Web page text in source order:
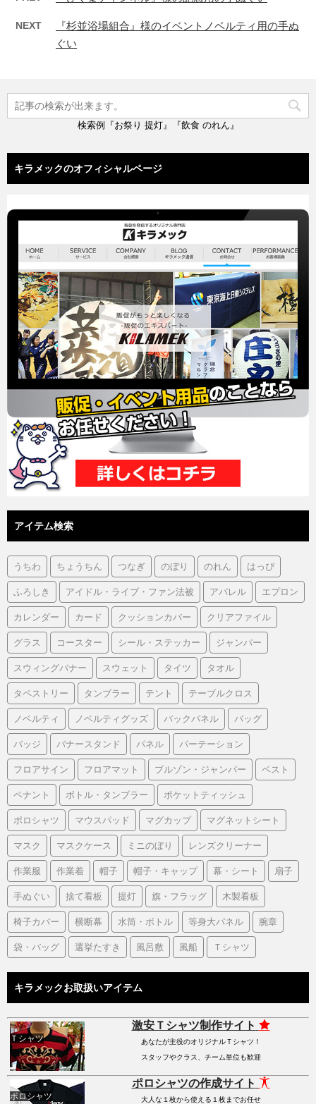
NEXT
『杉並浴場組合』様のイベントノベルティ用の手ぬ
ぐい
検索例『お祭り 提灯』『飲食 のれん』
キラメックのオフィシャルページ
アイテム検索
うちわ ちょうちん つなぎ のぼり のれん はっぴ
ふろしき アイドル・ライブ・ファン法被 アパレル エプロン
カレンダー カード クッションカバー クリアファイル
グラス コースター シール・ステッカー ジャンパー
スウィングバナー スウェット タイツ タオル
タペストリー タンブラー テント テーブルクロス
ノベルティ ノベルティグッズ バックパネル バッグ
バッジ バナースタンド パネル パーテーション
フロアサイン フロアマット ブルゾン・ジャンパー ベスト
ペナント ボトル・タンブラー ポケットティッシュ
ポロシャツ マウスパッド マグカップ マグネットシート
マスク マスクケース ミニのぼり レンズクリーナー
作業服 作業着 帽子 帽子・キャップ 幕・シート 扇子
手ぬぐい 捨て看板 提灯 旗・フラッグ 木製看板
椅子カバー 横断幕 水筒・ボトル 等身大パネル 腕章
袋・バッグ 選挙たすき 風呂敷 風船 Ｔシャツ
キラメックお取扱いアイテム
Ｔシャツ
激安Ｔシャツ制作サイト
あなたが主役のオリジナルＴシャツ！
スタッフやクラス、チーム単位も歓迎
ポロシャツ
ポロシャツの作成サイト
大人な１枚から使える１枚までお任せ